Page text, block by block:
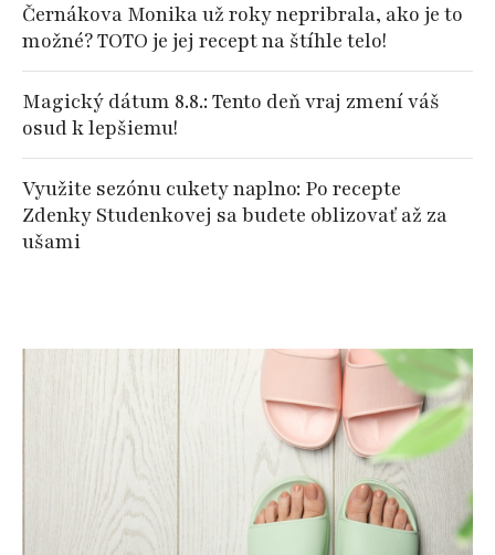
Černákova Monika už roky nepribrala, ako je to
možné? TOTO je jej recept na štíhle telo!
Magický dátum 8.8.: Tento deň vraj zmení váš
osud k lepšiemu!
Využite sezónu cukety naplno: Po recepte
Zdenky Studenkovej sa budete oblizovať až za
ušami